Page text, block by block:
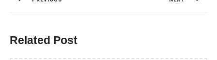
Related Post